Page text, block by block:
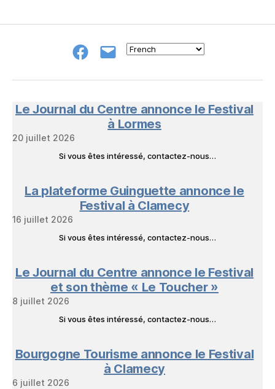
Groupe
NeL
E-
à
Livres
Le Journal du Centre annonce le Festival
à Lormes
20 juillet 2026
Si vous êtes intéressé, contactez-nous…
La plateforme Guinguette annonce le
Festival à Clamecy
16 juillet 2026
Si vous êtes intéressé, contactez-nous…
Le Journal du Centre annonce le Festival
et son thème « Le Toucher »
8 juillet 2026
Si vous êtes intéressé, contactez-nous…
Bourgogne Tourisme annonce le Festival
à Clamecy
6 juillet 2026